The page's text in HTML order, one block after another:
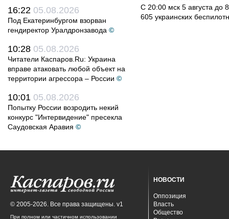
16:22 05.08.2026
Под Екатеринбургом взорван
гендиректор Уралдронзавода ©
10:28 05.08.2026
Читатели Каспаров.Ru: Украина
вправе атаковать любой объект на
территории агрессора – России ©
10:01 05.08.2026
Попытку России возродить некий
конкурс "Интервидение" пресекла
Саудовская Аравия ©
С 20:00 мск 5 августа до
605 украинских
© 2005-2026. Все права защищены. v1
При полном или частичном использовании
НОВОСТИ
Оппозиция
Власть
Общество